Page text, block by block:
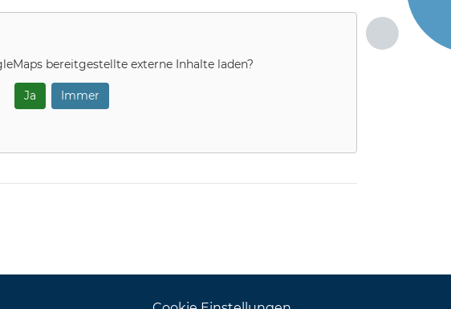
bereitgestellte externe Inhalte laden?
Ja Immer